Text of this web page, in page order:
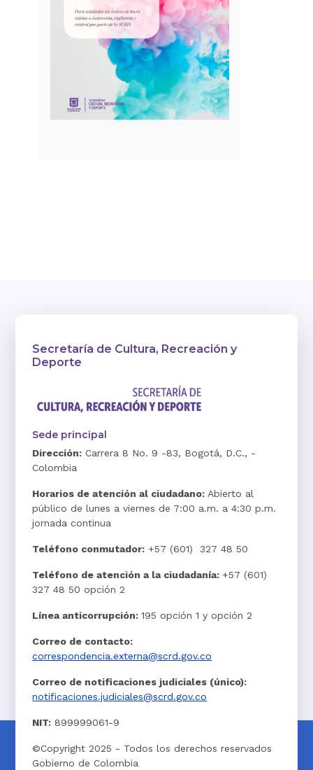
Secretaría de Cultura, Recreación y
Deporte
Sede principal
Dirección: Carrera 8 No. 9 -83, Bogotá, D.C., -
Colombia
Horarios de atención al ciudadano:Abierto al
público de lunes a viernes de 7:00 a.m. a 4:30 p.m.
jornada continua
Teléfono conmutador: +57 (601) 327 48 50
Teléfono de atención a la ciudadanía: +57 (601)
327 48 50 opción 2
Línea anticorrupción:195 opción 1 y opción 2
Correo de contacto:
correspondencia.externa@scrd.gov.co
Correo de notificaciones judiciales (único):
notificaciones.judiciales@scrd.gov.co
NIT: 899999061-9
©Copyright 2025 - Todos los derechos reservados
Gobierno de Colombia